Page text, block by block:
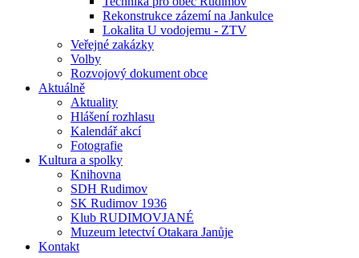
Rekonstrukce zázemí na Jankulce
Lokalita U vodojemu - ZTV
Veřejné zakázky
Volby
Rozvojový dokument obce
Aktuálně
Aktuality
Hlášení rozhlasu
Kalendář akcí
Fotografie
Kultura a spolky
Knihovna
SDH Rudimov
SK Rudimov 1936
Klub RUDIMOVJANÉ
Muzeum letectví Otakara Janůje
Kontakt